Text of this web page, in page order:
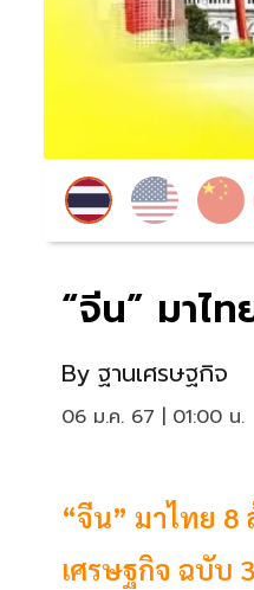
“จีน” มาไ
By ฐานเศรษฐกิจ
06 ม.ค. 67 | 01:00 น.
“จีน” มาไทย
เศรษฐกิจ ฉบับ